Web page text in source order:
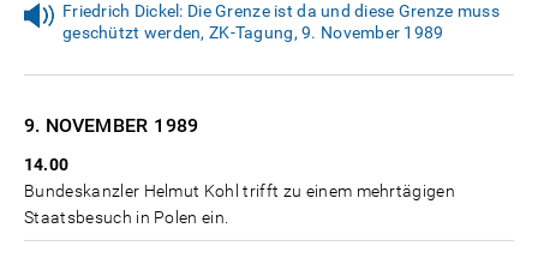
Friedrich Dickel: Die Grenze ist da und diese Grenze muss
geschützt werden, ZK-Tagung, 9. November 1989
9. NOVEMBER 1989
14.00
Bundeskanzler Helmut Kohl trifft zu einem mehrtägigen
Staatsbesuch in Polen ein.